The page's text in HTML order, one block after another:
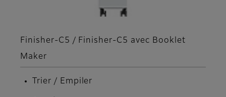
Finisher-C5 / Finisher-C5 avec Booklet
Maker
Trier / Empiler